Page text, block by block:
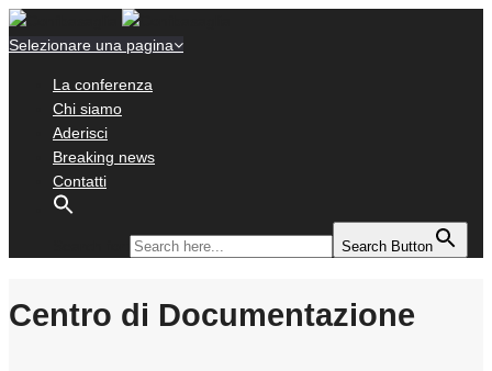
Selezionare una pagina
La conferenza
Chi siamo
Aderisci
Breaking news
Contatti
Search Button
Centro di Documentazione